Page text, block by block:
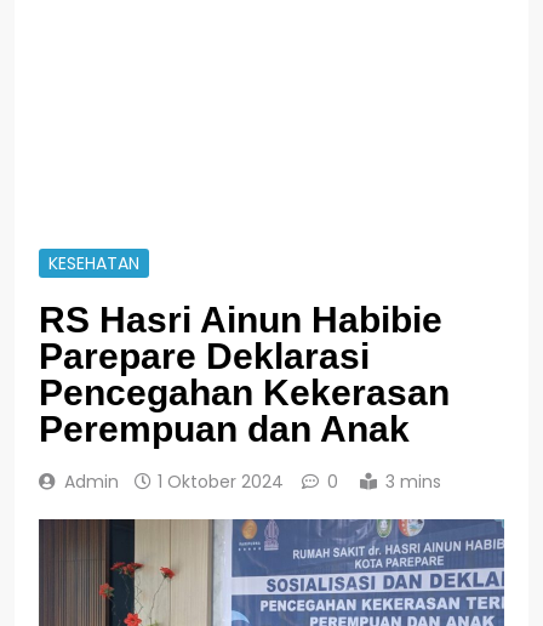
KESEHATAN
RS Hasri Ainun Habibie
Parepare Deklarasi
Pencegahan Kekerasan
Perempuan dan Anak
Admin 1 Oktober 2024 0 3 mins